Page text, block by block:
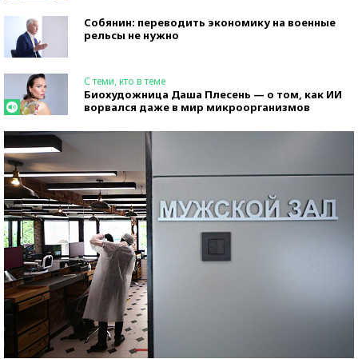
Собянин: переводить экономику на военные
рельсы не нужно
С теми, кто в теме
Биохудожница Даша Плесень — о том, как ИИ
ворвался даже в мир микроорганизмов